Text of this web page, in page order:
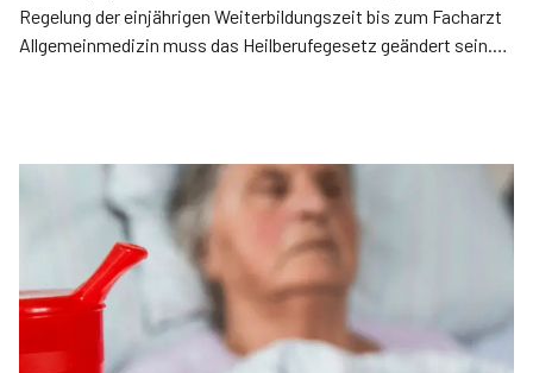
Regelung der einjährigen Weiterbildungszeit bis zum Facharzt
Allgemeinmedizin muss das Heilberufegesetz geändert sein.